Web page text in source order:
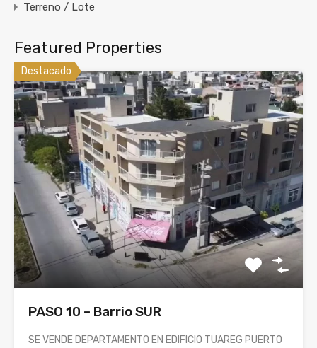
Terreno / Lote
Featured Properties
Destacado
PASO 10 – Barrio SUR
SE VENDE DEPARTAMENTO EN EDIFICIO TUAREG PUERTO